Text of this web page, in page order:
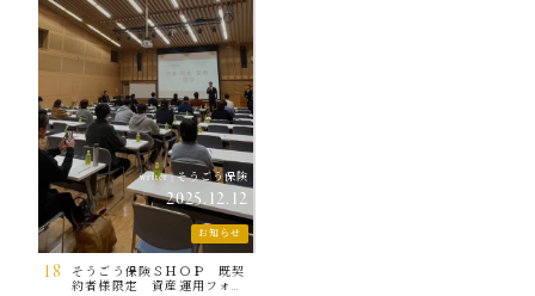
18
そうごう保険ＳＨＯＰ 既契
約者様限定 資産運用フォロ
writer|そうごう保険
2025.12.12
お知らせ